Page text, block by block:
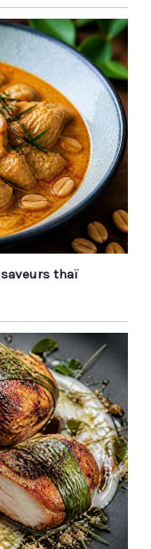
Si vous ne
utiliser de
vous
au
laver à l'eau
pour
】 : Nos
asiatique
de
les
du
Il peut
être utilisé
des
tous les
les pâtes.
temps, les
métal ont
laser et
élégant,
cadeaux
Noël, les
les
Ces
idéales
des sushis,
nouilles et
les
les buffets,
les
les cafés
endroit
plats
thaï